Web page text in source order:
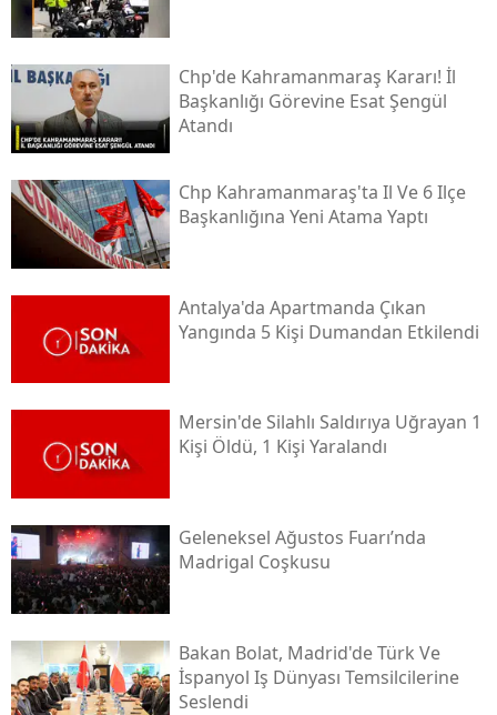
Chp'de Kahramanmaraş Kararı! İl
Başkanlığı Görevine Esat Şengül
Atandı
Chp Kahramanmaraş'ta Il Ve 6 Ilçe
Başkanlığına Yeni Atama Yaptı
Antalya'da Apartmanda Çıkan
Yangında 5 Kişi Dumandan Etkilendi
Mersin'de Silahlı Saldırıya Uğrayan 1
Kişi Öldü, 1 Kişi Yaralandı
Geleneksel Ağustos Fuarı’nda
Madrigal Coşkusu
Bakan Bolat, Madrid'de Türk Ve
İspanyol Iş Dünyası Temsilcilerine
Seslendi